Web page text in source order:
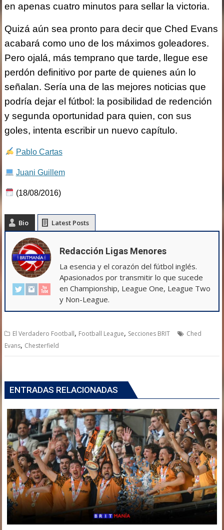
en apenas cuatro minutos para sellar la victoria.
Quizá aún sea pronto para decir que Ched Evans
acabará como uno de los máximos goleadores.
Pero ojalá, más temprano que tarde, llegue ese
perdón definitivo por parte de quienes aún lo
señalan. Sería una de las mejores noticias que
podría dejar el fútbol: la posibilidad de redención
y segunda oportunidad para quien, con sus
goles, intenta escribir un nuevo capítulo.
Pablo Cartas
Juani Guillem
(18/08/2016)
Bio Latest Posts
Redacción Ligas Menores
La esencia y el corazón del fútbol inglés.
Apasionados por transmitir lo que sucede
en Championship, League One, League Two
y Non-League.
El Verdadero Football, Football League, Secciones BRIT
Ched
Evans, Chesterfield
ENTRADAS RELACIONADAS